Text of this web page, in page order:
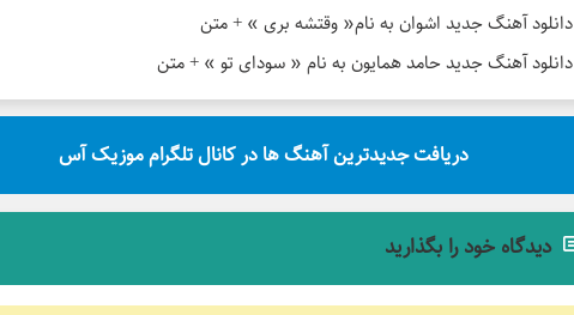
دانلود آهنگ جدید اشوان به نام« وقتشه بری » + متن
دانلود آهنگ جدید حامد همایون به نام « سودای تو » + متن
دریافت جدیدترین آهنگ ها در کانال تلگرام موزیک آس
دیدگاه خود را بگذارید